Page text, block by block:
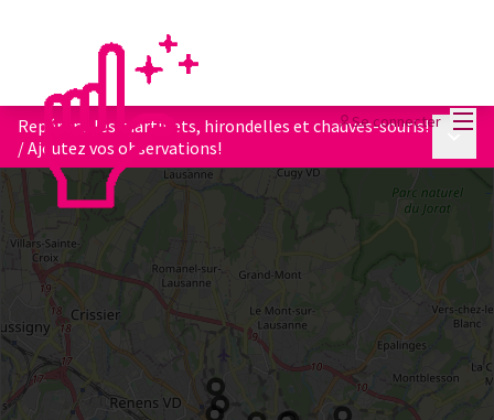
Se connecter
Repérons les martinets, hirondelles et chauves-souris!
/Ajoutez vos observations!